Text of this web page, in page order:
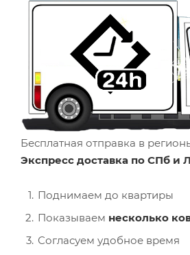
Бесплатная отправка в
Экспресс доставка по СПб и
Поднимаем до квартиры
Показываем несколько
Согласуем удобное время